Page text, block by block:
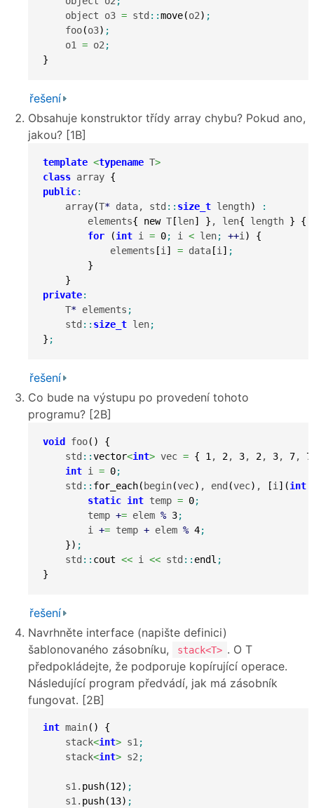
    object o3
= std ::move(o2) ;
    foo
(o3) ;
    o1
= o2 ;
}
řešení
Obsahuje konstruktor třídy array chybu? Pokud ano,
jakou? [1B]
template <typename T>
class array {
public:
    array
(T* data, std :: size_t length)
:
        elements
{ new T [len] } , len{ length }
{
for
(int i = 0; i < len; ++i )
{
            elements
[i ] = data [i ] ;
}
}
private:
    T
* elements ;
    std
:: size_t len;
} ;
řešení
Co bude na výstupu po provedení tohoto
programu? [2B]
void foo( )
{
    std
::vector<int> vec = { 1 , 2, 3, 2, 3, 7, 7
int i = 0;
    std
:: for_each( begin(vec) , end (vec) , [i ] (int
static int temp = 0;
        temp
+= elem % 3;
        i
+= temp + elem % 4;
}) ;
    std
:: cout << i << std :: endl ;
}
řešení
Navrhněte interface (napište definici)
šablonovaného zásobníku,
stack<T> . O T
předpokládejte, že podporuje kopírující operace.
Následující program předvádí, jak má zásobník
fungovat. [2B]
int main( )
{
    stack
<int> s1 ;
    stack
<int> s2 ;
    s1.
push(12) ;
    s1.
push(13) ;